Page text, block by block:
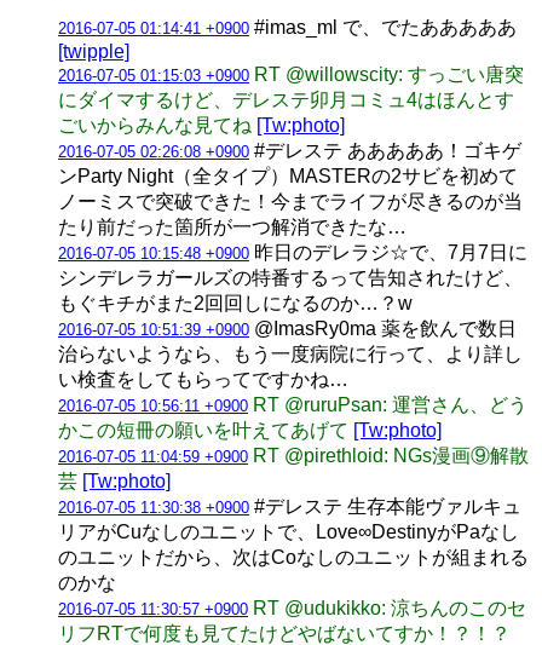
2016-07-05 01:14:41 +0900 #imas_ml で、でたあああああ
[twipple]
2016-07-05 01:15:03 +0900 RT @willowscity: すっごい唐突
にダイマするけど、デレステ卯月コミュ4はほんとす
ごいからみんな見てね [Tw:photo]
2016-07-05 02:26:08 +0900 #デレステ あああああ！ゴキゲ
ンParty Night（全タイプ）MASTERの2サビを初めて
ノーミスで突破できた！今までライフが尽きるのが当
たり前だった箇所が一つ解消できたな…
2016-07-05 10:15:48 +0900 昨日のデレラジ☆で、7月7日に
シンデレラガールズの特番するって告知されたけど、
もぐキチがまた2回回しになるのか…？w
2016-07-05 10:51:39 +0900 @ImasRy0ma 薬を飲んで数日
治らないようなら、もう一度病院に行って、より詳し
い検査をしてもらってですかね…
2016-07-05 10:56:11 +0900 RT @ruruPsan: 運営さん、どう
かこの短冊の願いを叶えてあげて [Tw:photo]
2016-07-05 11:04:59 +0900 RT @pirethloid: NGs漫画⑨解散
芸 [Tw:photo]
2016-07-05 11:30:38 +0900 #デレステ 生存本能ヴァルキュ
リアがCuなしのユニットで、Love∞DestinyがPaなし
のユニットだから、次はCoなしのユニットが組まれる
のかな
2016-07-05 11:30:57 +0900 RT @udukikko: 涼ちんのこのセ
リフRTで何度も見てたけどやばないてすか！？！？